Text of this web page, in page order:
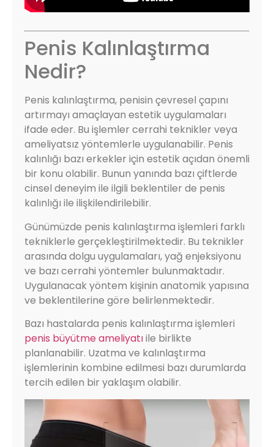
Penis Kalınlaştırma
Nedir?
Penis kalınlaştırma, penisin çevresel çapını
artırmayı amaçlayan estetik uygulamaları
ifade eder. Bu işlemler cerrahi teknikler veya
ameliyatsız yöntemlerle uygulanabilir. Penis
kalınlığı bazı erkekler için estetik açıdan önemli
bir konu olabilir. Bunun yanında bazı çiftlerde
cinsel deneyim ile ilgili beklentiler de penis
kalınlığı ile ilişkilendirilebilir.
Günümüzde penis kalınlaştırma işlemleri farklı
tekniklerle gerçekleştirilmektedir. Bu teknikler
arasında dolgu uygulamaları, yağ enjeksiyonu
ve bazı cerrahi yöntemler bulunmaktadır.
Uygulanacak yöntem kişinin anatomik yapısına
ve beklentilerine göre belirlenmektedir.
Bazı hastalarda penis kalınlaştırma işlemleri
penis büyütme ameliyatıile birlikte
planlanabilir. Uzatma ve kalınlaştırma
işlemlerinin kombine edilmesi bazı durumlarda
tercih edilen bir yaklaşım olabilir.